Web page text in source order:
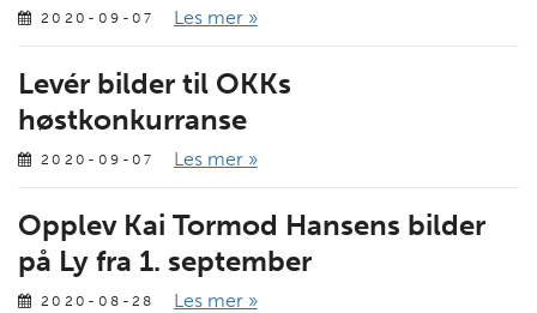
2020-09-07 Les mer »
2020-09-07
Levér bilder til OKKs
høstkonkurranse
Les mer »
2020-08-28
Opplev Kai Tormod Hansens bilder
på Ly fra 1. september
Les mer »